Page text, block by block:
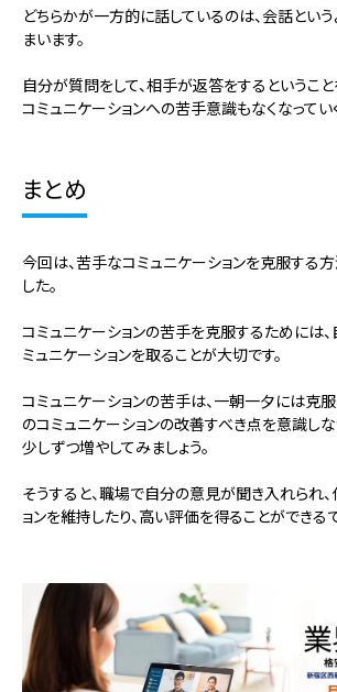
どちらかが一方的に話しているのは、会話とい
まいます。
自分が質問をして、相手が返答をするということ
コミュニケーションへの苦手意識もなくなっていく
まとめ
今回は、苦手なコミュニケーションを克服する
した。
コミュニケーションの苦手を克服するためには
ミュニケーションを取ることが大切です。
コミュニケーションの苦手は、一朝一夕には克
のコミュニケーションの改善すべき点を意識し
少しずつ増やしてみましょう。
そうすると、職場で自分の意見が聞き入れられ
ョンを維持したり、高い評価を得ることができるで